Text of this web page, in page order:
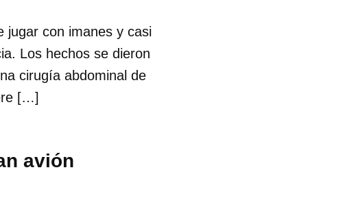
jugar con imanes y casi
Los hechos se dieron
cirugía abdominal de
[…]
avión